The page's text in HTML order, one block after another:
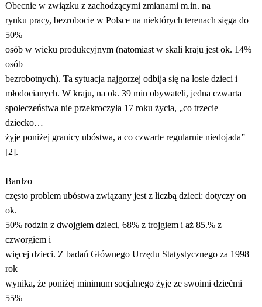
Obecnie w związku z zachodzącymi zmianami m.in. na
rynku pracy, bezrobocie w Polsce na niektórych terenach sięga do
50%
osób w wieku produkcyjnym (natomiast w skali kraju jest ok. 14%
osób
bezrobotnych). Ta sytuacja najgorzej odbija się na losie dzieci i
młodocianych. W kraju, na ok. 39 min obywateli, jedna czwarta
społeczeństwa nie przekroczyła 17 roku życia, „co trzecie
dziecko…
żyje poniżej granicy ubóstwa, a co czwarte regularnie niedojada”
[2].
Bardzo
często problem ubóstwa związany jest z liczbą dzieci: dotyczy on
ok.
50% rodzin z dwojgiem dzieci, 68% z trojgiem i aż 85.% z
czworgiem i
więcej dzieci. Z badań Głównego Urzędu Statystycznego za 1998
rok
wynika, że poniżej minimum socjalnego żyje ze swoimi dziećmi
55%